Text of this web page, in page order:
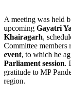
A meeting was held
upcoming Gayatri
Khairagarh,
Committee members
event, to which he
Parliament session.
gratitude to MP
region.